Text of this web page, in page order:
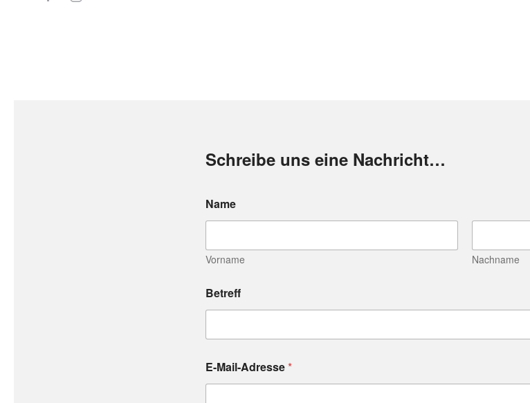
Schreibe uns eine Nachricht…
B
e
r
e
f
N
a
h
i
h
Name
Vorname Nachname
Betreff
E-Mail-Adresse*